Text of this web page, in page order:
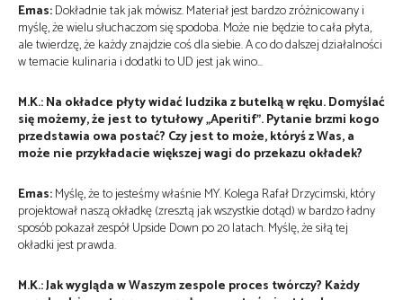
Emas:Dokładnie tak jak mówisz. Materiał jest bardzo zróżnicowany i
myślę, że wielu słuchaczom się spodoba. Może nie będzie to cała płyta,
ale twierdzę, że każdy znajdzie coś dla siebie. A co do dalszej działalności
w temacie kulinaria i dodatki to UD jest jak wino…
M.K.: Na okładce płyty widać ludzika z butelką w ręku. Domyślać
się możemy, że jest to tytułowy „Aperitif”. Pytanie brzmi kogo
przedstawia owa postać? Czy jest to może, któryś z Was, a
może nie przykładacie większej wagi do przekazu okładek?
Emas:Myślę, że to jesteśmy właśnie MY. Kolega Rafał Drzycimski, który
projektował naszą okładkę (zresztą jak wszystkie dotąd) w bardzo ładny
sposób pokazał zespół Upside Down po 20 latach. Myślę, że siłą tej
okładki jest prawda.
M.K.: Jak wygląda w Waszym zespole proces twórczy? Każdy